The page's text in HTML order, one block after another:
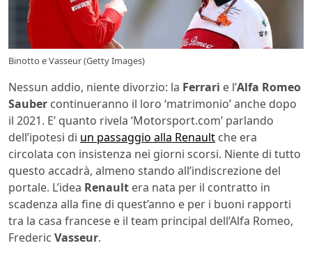
Binotto e Vasseur (Getty Images)
Nessun addio, niente divorzio: la Ferrari e l’Alfa Romeo
Sauber continueranno il loro ‘matrimonio’ anche dopo
il 2021. E’ quanto rivela ‘Motorsport.com’ parlando
dell’ipotesi di un passaggio alla Renault che era
circolata con insistenza nei giorni scorsi. Niente di tutto
questo accadrà, almeno stando all’indiscrezione del
portale. L’idea Renault era nata per il contratto in
scadenza alla fine di quest’anno e per i buoni rapporti
tra la casa francese e il team principal dell’Alfa Romeo,
Frederic Vasseur.